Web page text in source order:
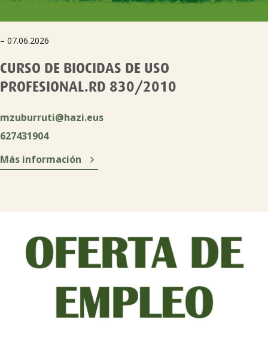
– 07.06.2026
CURSO DE BIOCIDAS DE USO
PROFESIONAL.RD 830/2010
mzuburruti@hazi.eus
627431904
Más información
